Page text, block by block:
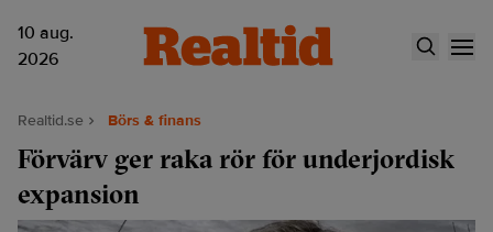
10 aug.
2026
Realtid.se Börs & finans
Förvärv ger raka rör för underjordisk
expansion